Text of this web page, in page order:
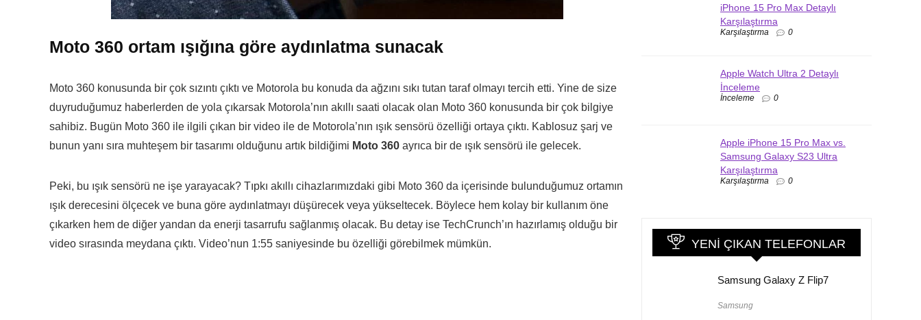
Moto 360 ortam ışığına göre aydınlatma sunacak
Moto 360 konusunda bir çok sızıntı çıktı ve Motorola bu konuda da ağzını sıkı tutan taraf olmayı tercih etti. Yine de size
duyruduğumuz haberlerden de yola çıkarsak Motorola’nın akıllı saati olacak olan Moto 360 konusunda bir çok bilgiye
sahibiz. Bugün Moto 360 ile ilgili çıkan bir video ile de Motorola’nın ışık sensörü özelliği ortaya çıktı. Kablosuz şarj ve
bunun yanı sıra muhteşem bir tasarımı olduğunu artık bildiğimi Moto 360 ayrıca bir de ışık sensörü ile gelecek.
Peki, bu ışık sensörü ne işe yarayacak? Tıpkı akıllı cihazlarımızdaki gibi Moto 360 da içerisinde bulunduğumuz ortamın
ışık derecesini ölçecek ve buna göre aydınlatmayı düşürecek veya yükseltecek. Böylece hem kolay bir kullanım öne
çıkarken hem de diğer yandan da enerji tasarrufu sağlanmış olacak. Bu detay ise TechCrunch’ın hazırlamış olduğu bir
video sırasında meydana çıktı. Video’nun 1:55 saniyesinde bu özelliği görebilmek mümkün.
iPhone 15 Pro Max Detaylı
Karşılaştırma
Karşılaştırma 0
Apple Watch Ultra 2 Detaylı
İnceleme
İnceleme 0
Apple iPhone 15 Pro Max vs.
Samsung Galaxy S23 Ultra
Karşılaştırma
Karşılaştırma 0
YENI ÇIKAN TELEFONLAR
Samsung Galaxy Z Flip7
Samsung